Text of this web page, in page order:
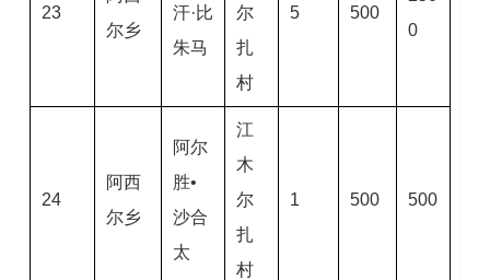
23
尔乡
汗·比
朱马
尔
扎
村
5 500
0
24
阿西
尔乡
阿尔
胜•
沙合
太
江
木
尔
扎
村
1 500 500